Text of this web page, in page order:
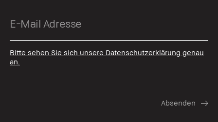
Bitte sehen Sie sich unsere Datenschutzerklärung genau
an.